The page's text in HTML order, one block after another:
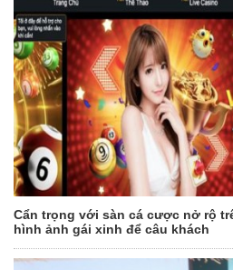
Cẩn trọng với sàn cá cược nở rộ
hình ảnh gái xinh để câu khách